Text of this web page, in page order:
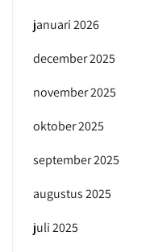
januari 2026
december 2025
november 2025
oktober 2025
september 2025
augustus 2025
juli 2025